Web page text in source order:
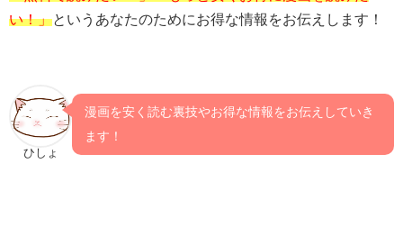
い！」というあなたのためにお得な情報をお伝えします！
ひしょ
漫画を安く読む裏技やお得な情報をお伝えしていき
ます！